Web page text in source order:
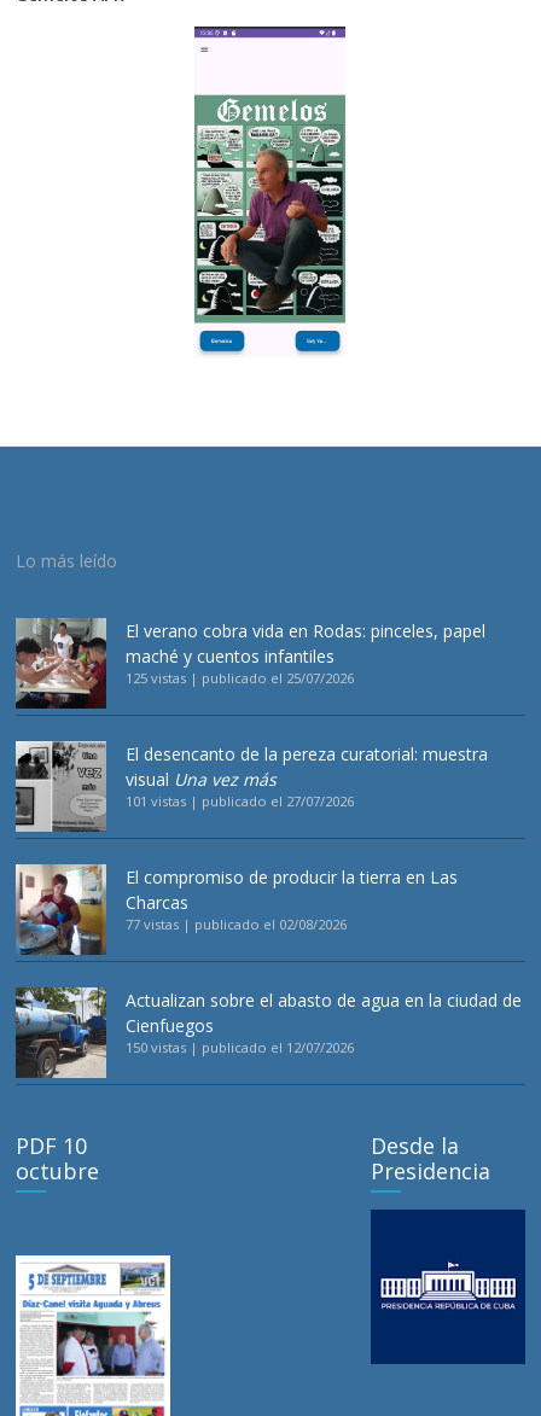
Lo más leído
El verano cobra vida en Rodas: pinceles, papel
maché y cuentos infantiles
125 vistas | publicado el 25/07/2026
El desencanto de la pereza curatorial: muestra
visual Una vez más
101 vistas | publicado el 27/07/2026
El compromiso de producir la tierra en Las
Charcas
77 vistas | publicado el 02/08/2026
Actualizan sobre el abasto de agua en la ciudad de
Cienfuegos
150 vistas | publicado el 12/07/2026
PDF 10
octubre
Desde la
Presidencia